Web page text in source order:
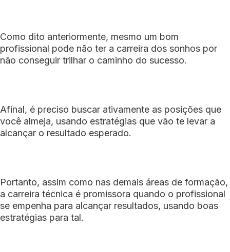
Como dito anteriormente, mesmo um bom
profissional pode não ter a carreira dos sonhos por
não conseguir trilhar o caminho do sucesso.
Afinal, é preciso buscar ativamente as posições que
você almeja, usando estratégias que vão te levar a
alcançar o resultado esperado.
Portanto, assim como nas demais áreas de formação,
a carreira técnica é promissora quando o profissional
se empenha para alcançar resultados, usando boas
estratégias para tal.